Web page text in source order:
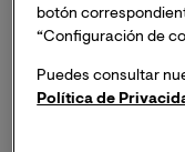
En mi opinión, hay
oportunidades
, y
botón
“Configuración de
Puedes consultar
Política de